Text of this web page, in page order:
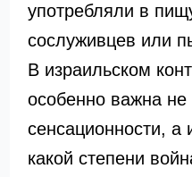
употребляли в
сослуживцев или
В израильском
особенно важна не
сенсационности, а
какой степени